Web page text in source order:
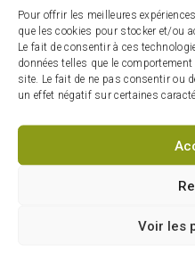
Pour offrir les meilleures
que les cookies pour stocker et/ou
Le fait de consentir à ces
données telles que le
site. Le fait de ne pas consentir ou
un effet négatif sur certaines
Voir les
15 OCT 2025
La MRC de La
Richelieu
agricole avec le
de son appel à
de microcrédit
productrices et